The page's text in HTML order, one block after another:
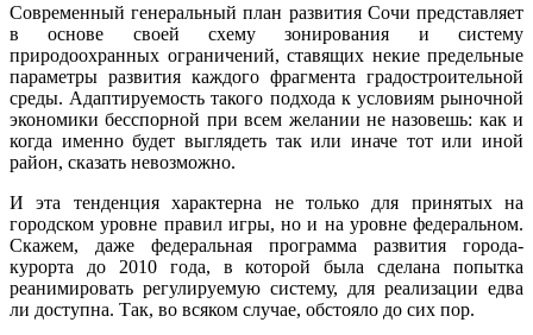
Современный генеральный план развития Сочи представляет
в основе своей схему зонирования и систему
природоохранных ограничений, ставящих некие предельные
параметры развития каждого фрагмента градостроительной
среды. Адаптируемость такого подхода к условиям рыночной
экономики бесспорной при всем желании не назовешь: как и
когда именно будет выглядеть так или иначе тот или иной
район, сказать невозможно.
И эта тенденция характерна не только для принятых на
городском уровне правил игры, но и на уровне федеральном.
Скажем, даже федеральная программа развития города-
курорта до 2010 года, в которой была сделана попытка
реанимировать регулируемую систему, для реализации едва
ли доступна. Так, во всяком случае, обстояло до сих пор.